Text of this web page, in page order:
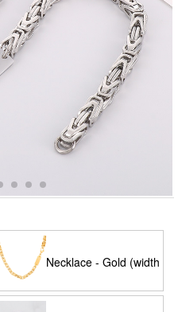
Necklace - Gold (width